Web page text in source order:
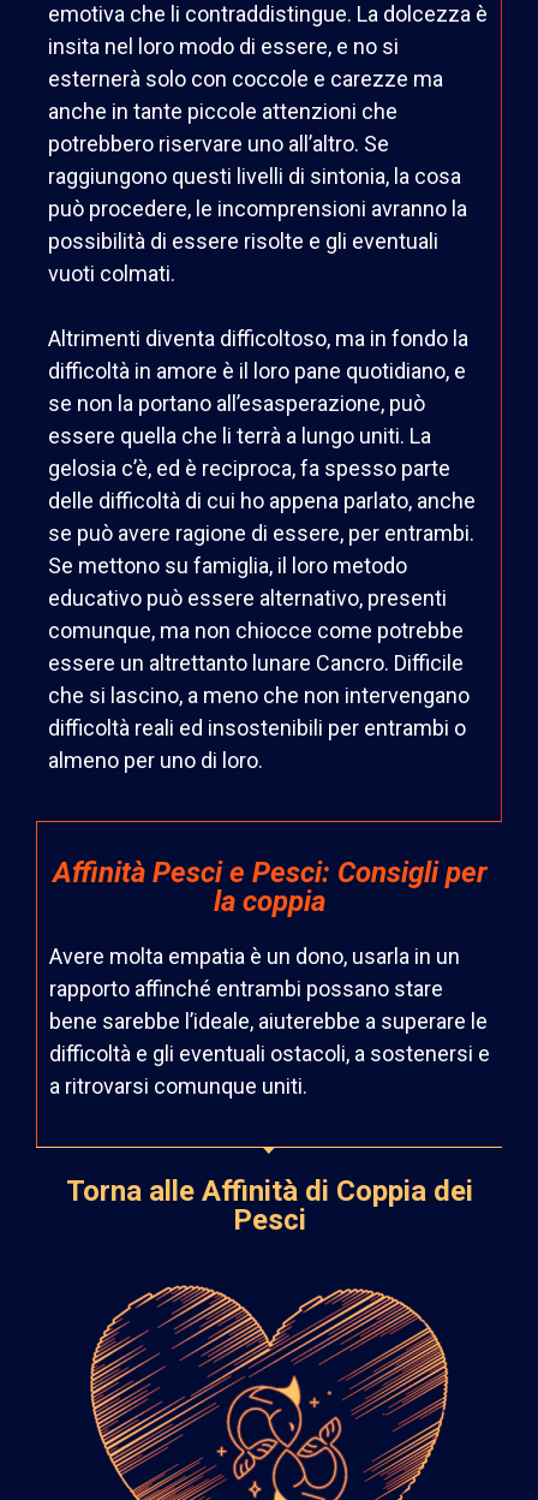
emotiva che li contraddistingue. La dolcezza è
insita nel loro modo di essere, e no si
esternerà solo con coccole e carezze ma
anche in tante piccole attenzioni che
potrebbero riservare uno all’altro. Se
raggiungono questi livelli di sintonia, la cosa
può procedere, le incomprensioni avranno la
possibilità di essere risolte e gli eventuali
vuoti colmati.
Altrimenti diventa difficoltoso, ma in fondo la
difficoltà in amore è il loro pane quotidiano, e
se non la portano all’esasperazione, può
essere quella che li terrà a lungo uniti. La
gelosia c’è, ed è reciproca, fa spesso parte
delle difficoltà di cui ho appena parlato, anche
se può avere ragione di essere, per entrambi.
Se mettono su famiglia, il loro metodo
educativo può essere alternativo, presenti
comunque, ma non chiocce come potrebbe
essere un altrettanto lunare Cancro. Difficile
che si lascino, a meno che non intervengano
difficoltà reali ed insostenibili per entrambi o
almeno per uno di loro.
Affinità Pesci e Pesci: Consigli per
la coppia
Avere molta empatia è un dono, usarla in un
rapporto affinché entrambi possano stare
bene sarebbe l’ideale, aiuterebbe a superare le
difficoltà e gli eventuali ostacoli, a sostenersi e
a ritrovarsi comunque uniti.
Torna alle Affinità di Coppia dei
Pesci